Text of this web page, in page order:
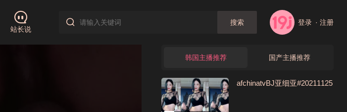
站长说
搜索 登录 · 注册
韩国主播推荐 国产主播推荐
afchinatvBJ亚细亚#20211125